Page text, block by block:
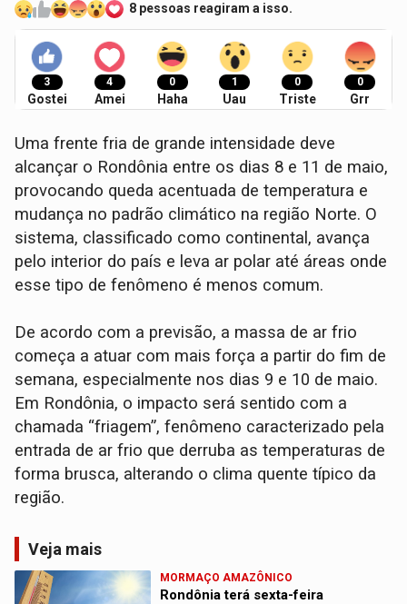
8 pessoas reagiram a isso.
3
Gostei
4
Amei
0
Haha
1
Uau
0
Triste
0
Grr
Uma frente fria de grande intensidade deve
alcançar o Rondônia entre os dias 8 e 11 de maio,
provocando queda acentuada de temperatura e
mudança no padrão climático na região Norte. O
sistema, classificado como continental, avança
pelo interior do país e leva ar polar até áreas onde
esse tipo de fenômeno é menos comum.
De acordo com a previsão, a massa de ar frio
começa a atuar com mais força a partir do fim de
semana, especialmente nos dias 9 e 10 de maio.
Em Rondônia, o impacto será sentido com a
chamada “friagem”, fenômeno caracterizado pela
entrada de ar frio que derruba as temperaturas de
forma brusca, alterando o clima quente típico da
região.
Veja mais
MORMAÇO AMAZÔNICO
Rondônia terá sexta-feira